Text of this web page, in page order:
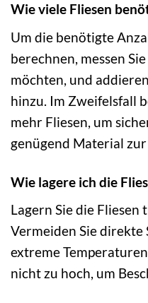
Wie viele Fliesen
Um die benötigte
berechnen, messen
möchten, und
hinzu. Im Zweifelsfall
mehr Fliesen, um
genügend Material
Wie lagere ich die
Lagern Sie die
Vermeiden Sie
extreme
nicht zu hoch, um